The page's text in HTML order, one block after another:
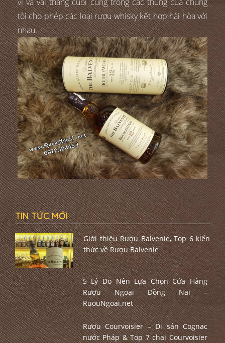
tôi cho phép các loại rượu whisky kết hợp hài hòa với
nhau.
TIN TỨC MỚI
Giới thiệu Rượu Balvenie, Top 6 kiến
thức về Rượu Balvenie
5 Lý Do Nên Lựa Chọn Cửa Hàng
Rượu Ngoại Đồng Nai –
RuouNgoai.net
Rượu Courvoisier – Di sản Cognac
nước Pháp & Top 7 chai Courvoisier